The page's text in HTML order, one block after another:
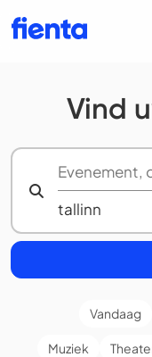
Vind
Vandaag
Muziek